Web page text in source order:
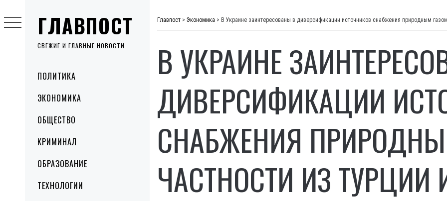
ГЛАВПОСТ
СВЕЖИЕ И ГЛАВНЫЕ НОВОСТИ
MenuПОЛИТИКА
ЭКОНОМИКА
ОБЩЕСТВО
КРИМИНАЛ
ОБРАЗОВАНИЕ
ТЕХНОЛОГИИ
to
content
Главпост > Экономика > В Украине заинтересованы в диверсификации источников снабжения природным
В УКРАИНЕ
ДИВЕРСИФИКАЦИИ
СНАБЖЕНИЯ
ЧАСТНОСТИ ИЗ ТУРЦИИ